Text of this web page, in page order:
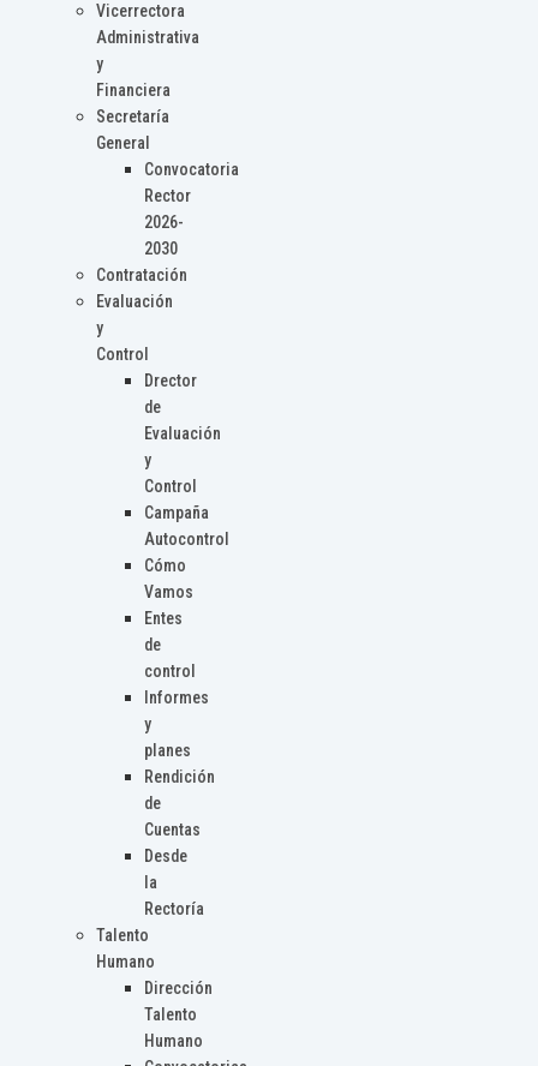
Vicerrectora
Administrativa
y
Financiera
Secretaría
General
Convocatoria
Rector
2026-
2030
Contratación
Evaluación
y
Control
Drector
de
Evaluación
y
Control
Campaña
Autocontrol
Cómo
Vamos
Entes
de
control
Informes
y
planes
Rendición
de
Cuentas
Desde
la
Rectoría
Talento
Humano
Dirección
Talento
Humano